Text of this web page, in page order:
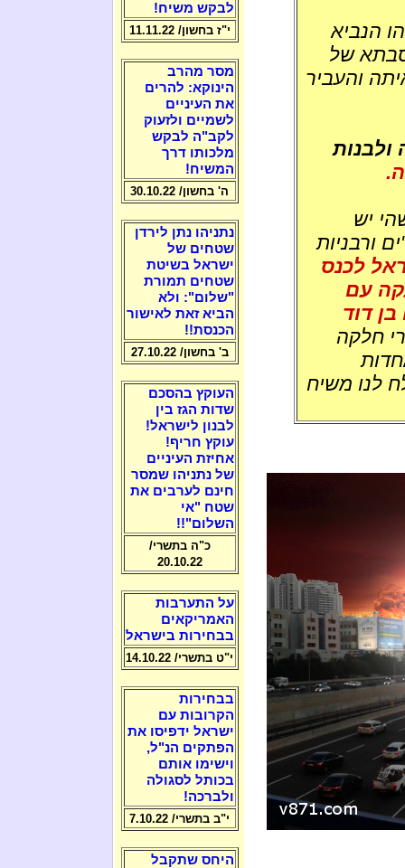
הנביא
של
והעביר
יש
ורבניות
לכנס
עם
דוד
חלקה
לנו משיח
לבקש משיח!
י"ז בחשון/ 11.11.22
מסר מהרב
הינוקא: להרים
את העיניים
לשמיים ולזעוק
לקב"ה לבקש
מלכותו דרך
המשיח!
ה' בחשון/ 30.10.22
נתניהו נתן לירדן
שטחים של
ישראל בשיטת
שטחים תמורת
"שלום": ולא
הביא זאת לאישור
הכנסת!!
ב' בחשון/ 27.10.22
העוקץ בהסכם
שדות הגז בין
לבנון לישראל!
עוקץ חריף!
אחיזת העיניים
של נתניהו שמסר
חינם לערבים את
שטח "אי
השלום"!!
כ"ה בתשרי/
20.10.22
על התערבות
האמריקאים
בבחירות בישראל
י"ט בתשרי/ 14.10.22
בבחירות
הקרובות עם
ישראל ידפיסו את
הפתקים הנ"ל,
וישימו אותם
בכותל לסגולה
ולברכה!
י"ב בתשרי/ 7.10.22
היחס שתקבל